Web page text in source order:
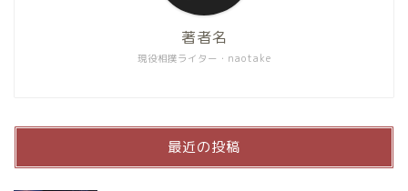
現役相撲ライター・naotake
著者名
最近の投稿